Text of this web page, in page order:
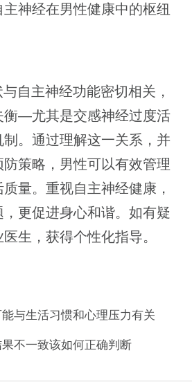
神经在男性健康中的枢纽
自主神经功能密切相关，
衡—尤其是交感神经过度活
。通过理解这一关系，并
策略，男性可以有效管理
量。重视自主神经健康，
更促进身心和谐。如有疑
生，获得个性化指导。
与生活习惯和心理压力有关
不一致该如何正确判断